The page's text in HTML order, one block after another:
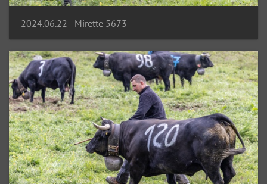
2024.06.22 - Mirette 5673